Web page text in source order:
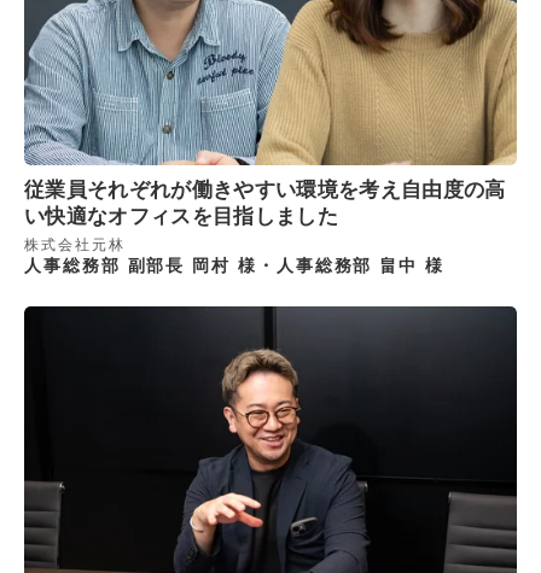
従業員それぞれが働きやすい環境を考え自由度の高
い快適なオフィスを目指しました
株式会社元林
人事総務部 副部長 岡村 様・人事総務部 畠中 様